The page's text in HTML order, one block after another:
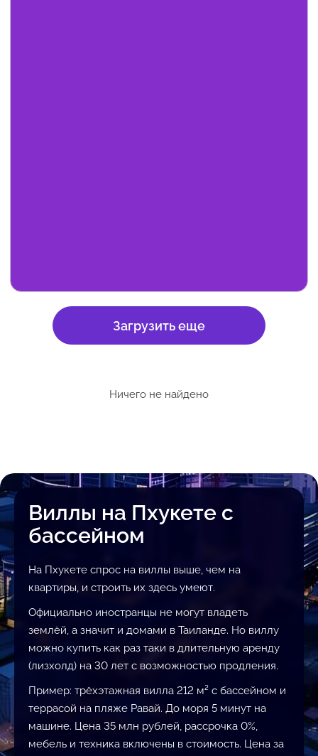
Загрузить еще
Ничего не найдено
Виллы на Пхукете с
бассейном
На Пхукете спрос на виллы выше, чем на
квартиры, и строить их здесь умеют.
Официально иностранцы не могут владеть
землёй, а значит и домами в Таиланде. Но виллу
можно купить как раз таки в длительную аренду
(лизхолд) на 30 лет с возможностью продления.
Пример: трёхэтажная вилла 212 м² с бассейном и
террасой на пляже Равай. До моря 5 минут на
машине. Цена 35 млн рублей, рассрочка 0%,
мебель и техника включены в стоимость. Цена за